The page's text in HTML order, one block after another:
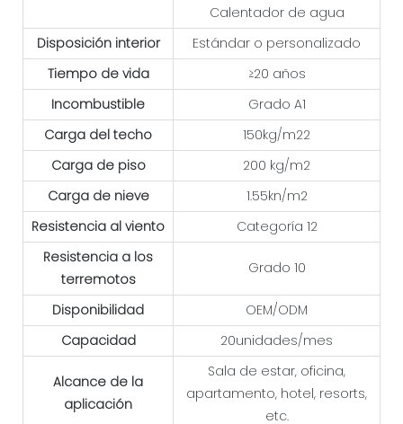
Calentador de agua
Disposición interior
Estándar o personalizado
Tiempo de vida
≥20 años
Incombustible
Grado A1
Carga del techo
150kg/m22
Carga de piso
200 kg/m2
Carga de nieve
1.55kn/m2
Resistencia al viento
Categoría 12
Resistencia a los
terremotos
Grado 10
Disponibilidad
OEM/ODM
Capacidad
20unidades/mes
Alcance de la
aplicación
Sala de estar, oficina,
apartamento, hotel, resorts,
etc.